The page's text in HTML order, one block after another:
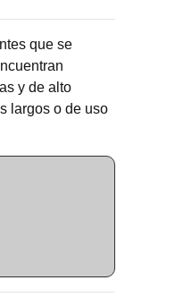
que se
y de alto
largos o de uso